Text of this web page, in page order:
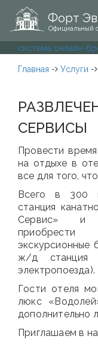
Форт
Официальный
система онлайн-
Главная - Услуги -
СЕРВИСЫ
Провести
на отдыхе в
все для того,
Всего в 300
станция
Сервис» и
экскурсионные
ж/д станция
электропоезда).
Гости отеля
люкс
дополнительно
Приглашаем в